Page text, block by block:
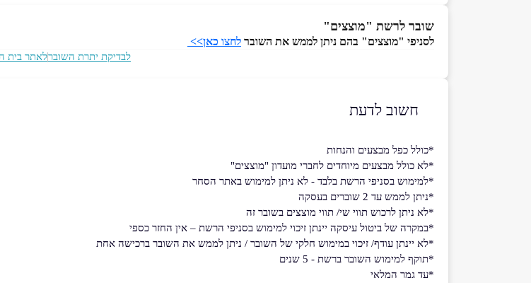
שובר לרשת "מוצצים"
לסניפי "מוצצים" בהם ניתן לממש את השובר לחצו כאן>>
לבדיקת יתרת השוברלאתר בית
חשוב לדעת
*כולל כפל מבצעים והנחות
*לא כולל מבצעים מיוחדים לחברי מועדון "מוצצים"
*למימוש בסניפי הרשת בלבד - לא ניתן למימוש באתר הסחר
*ניתן לממש עד 2 שוברים בעסקה
*לא ניתן לרכוש תווי שי/ תווי מוצצים בשובר זה
*במקרה של ביטול עיסקה יינתן זיכוי למימוש בסניפי הרשת – אין החזר כספי
*לא יינתן עודף/ זיכוי במימוש חלקי של השובר / ניתן לממש את השובר ברכישה אחת
*תוקף למימוש השובר ברשת - 5 שנים
*עד גמר המלאי